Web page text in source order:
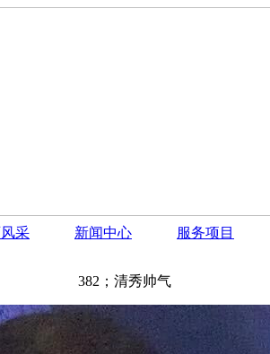
采 新闻中心 服务项目
382；清秀帅气